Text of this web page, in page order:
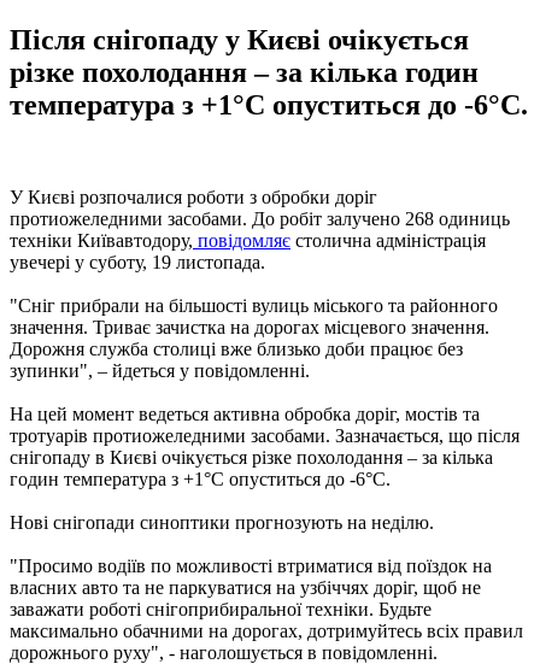
Після снігопаду у Києві очікується
різке похолодання – за кілька годин
температура з +1°C опуститься до -6°С.
У Києві розпочалися роботи з обробки доріг
протиожеледними засобами. До робіт залучено 268 одиниць
техніки Київавтодору, повідомляє столична адміністрація
увечері у суботу, 19 листопада.
"Сніг прибрали на більшості вулиць міського та районного
значення. Триває зачистка на дорогах місцевого значення.
Дорожня служба столиці вже близько доби працює без
зупинки", – йдеться у повідомленні.
На цей момент ведеться активна обробка доріг, мостів та
тротуарів протиожеледними засобами. Зазначається, що після
снігопаду в Києві очікується різке похолодання – за кілька
годин температура з +1°C опуститься до -6°С.
Нові снігопади синоптики прогнозують на неділю.
"Просимо водіїв по можливості втриматися від поїздок на
власних авто та не паркуватися на узбіччях доріг, щоб не
заважати роботі снігоприбиральної техніки. Будьте
максимально обачними на дорогах, дотримуйтесь всіх правил
дорожнього руху", - наголошується в повідомленні.